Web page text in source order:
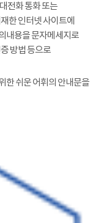
전화 통화 또는
한 인터넷 사이트에
내용을 문자메세지로
방법 등으로
한 쉬운 어휘의 안내문을